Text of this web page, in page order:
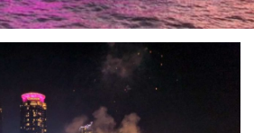
NPL เนปาล 0
PAK ปากีสถาน
SAU ซาอุดิอาระเบีย
SGP สิงคโปร์
TWN ไต้หวัน
GRL กรีนแลนด์ 3
GRC กรีซ 1
ITA อิตาลี
MDA มอลโดวา
NOR นอร์เวย์